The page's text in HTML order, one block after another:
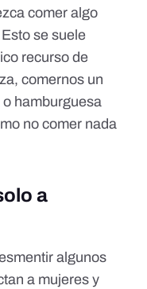
comer algo
se suele
recurso de
comernos un
hamburguesa
no comer nada
a
algunos
a mujeres y